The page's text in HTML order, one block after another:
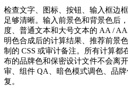
检查文字、图标、按钮、输入框边
足够清晰。输入前景色和背景色后
度、普通文本和大号文本的 AA /
明色合成后的计算结果、推荐前景
制的 CSS 或审计备注。所有计算都
布的品牌色和保密设计文件不会离
审、组件 QA、暗色模式调色、品
复。